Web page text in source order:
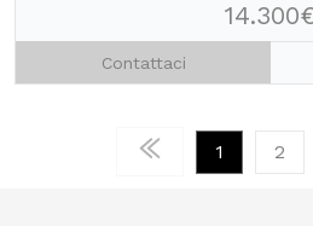
Contattaci
1 2